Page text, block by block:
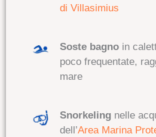
di Villasimius
Soste bagno in
poco frequentate,
mare
Snorkeling nelle
dell’Area Marina